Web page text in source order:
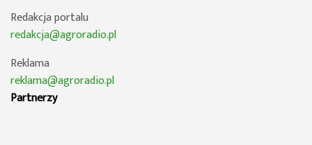
Redakcja portalu
redakcja@agroradio.pl
Reklama
reklama@agroradio.pl
Partnerzy